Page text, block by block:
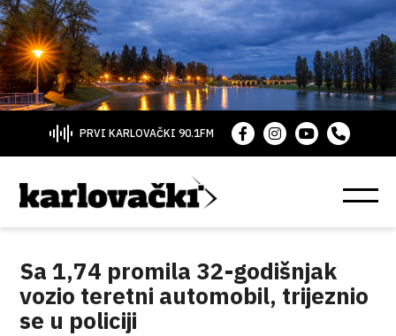
PRVI KARLOVAČKI 90.1FM
Sa 1,74 promila 32-godišnjak
vozio teretni automobil, trijeznio
se u policiji